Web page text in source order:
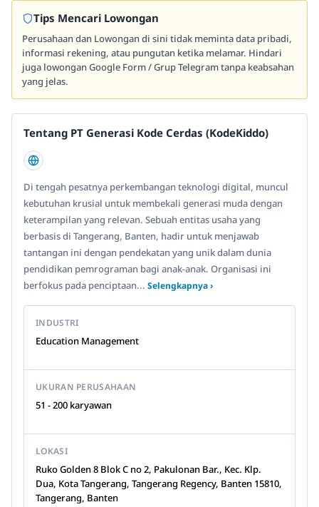
Tips Mencari Lowongan
Perusahaan dan Lowongan di sini tidak meminta data pribadi,
informasi rekening, atau pungutan ketika melamar. Hindari
juga lowongan Google Form / Grup Telegram tanpa keabsahan
yang jelas.
Tentang PT Generasi Kode Cerdas (KodeKiddo)
Di tengah pesatnya perkembangan teknologi digital, muncul
kebutuhan krusial untuk membekali generasi muda dengan
keterampilan yang relevan. Sebuah entitas usaha yang
berbasis di Tangerang, Banten, hadir untuk menjawab
tantangan ini dengan pendekatan yang unik dalam dunia
pendidikan pemrograman bagi anak-anak. Organisasi ini
berfokus pada penciptaan... Selengkapnya ›
INDUSTRI
Education Management
UKURAN PERUSAHAAN
51 - 200 karyawan
LOKASI
Ruko Golden 8 Blok C no 2, Pakulonan Bar., Kec. Klp.
Dua, Kota Tangerang, Tangerang Regency, Banten 15810,
Tangerang, Banten